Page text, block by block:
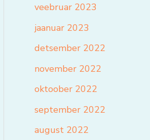
veebruar 2023
jaanuar 2023
detsember 2022
november 2022
oktoober 2022
september 2022
august 2022